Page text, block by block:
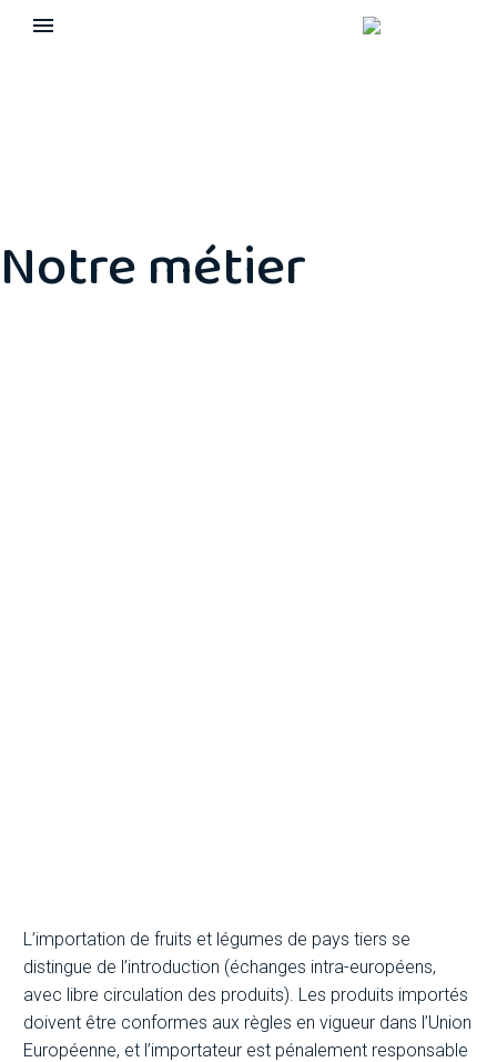
Notre métier
L’importation de fruits et légumes de pays tiers se
distingue de l’introduction (échanges intra-européens,
avec libre circulation des produits). Les produits importés
doivent être conformes aux règles en vigueur dans l’Union
Européenne, et l’importateur est pénalement responsable